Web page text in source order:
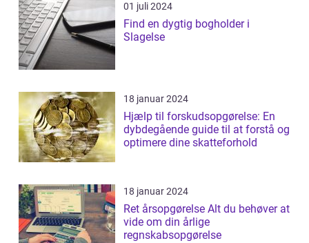
01 juli 2024
Find en dygtig bogholder i
Slagelse
18 januar 2024
Hjælp til forskudsopgørelse: En
dybdegående guide til at forstå og
optimere dine skatteforhold
18 januar 2024
Ret årsopgørelse Alt du behøver at
vide om din årlige
regnskabsopgørelse